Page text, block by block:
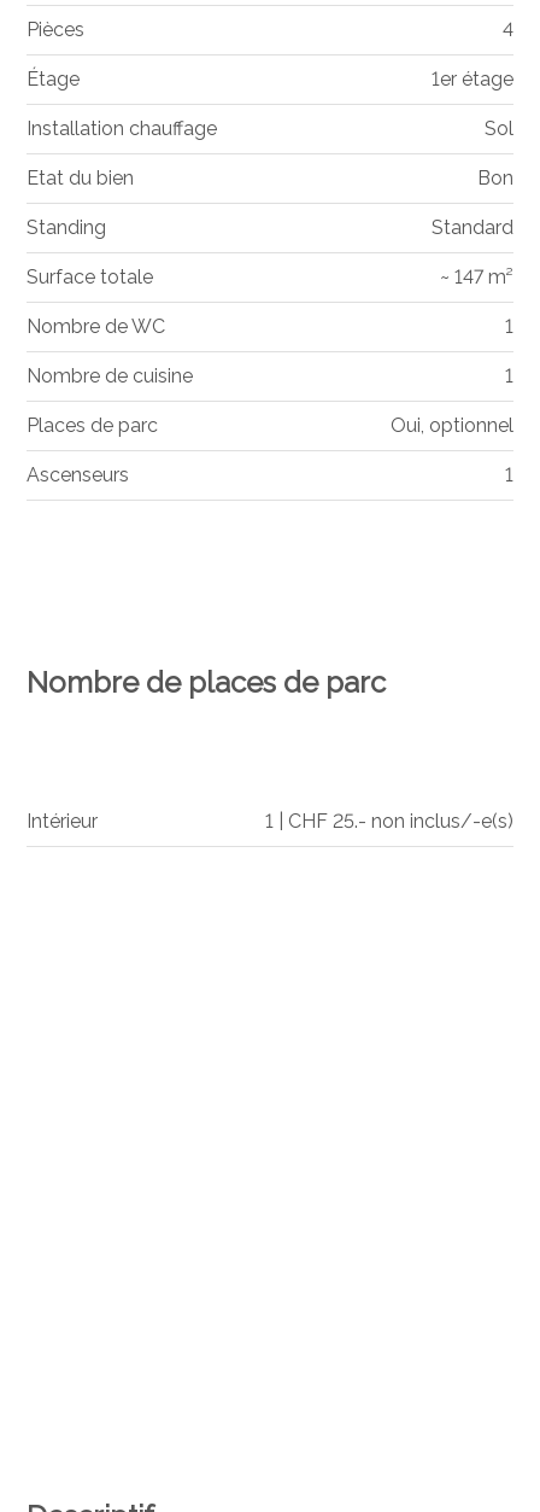
Pièces 4
Étage 1er étage
Installation chauffage Sol
Etat du bien Bon
Standing Standard
Surface totale ~ 147 m²
Nombre de WC 1
Nombre de cuisine 1
Places de parc Oui, optionnel
Ascenseurs 1
Nombre de places de parc
Intérieur 1 | CHF 25.- non inclus/-e(s)